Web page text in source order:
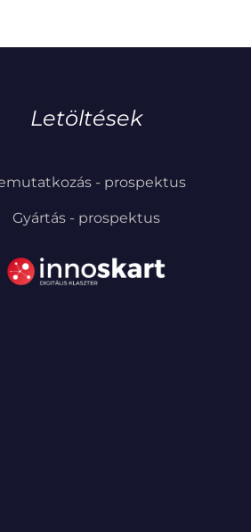
Letöltések
- prospektus
Gyártás - prospektus